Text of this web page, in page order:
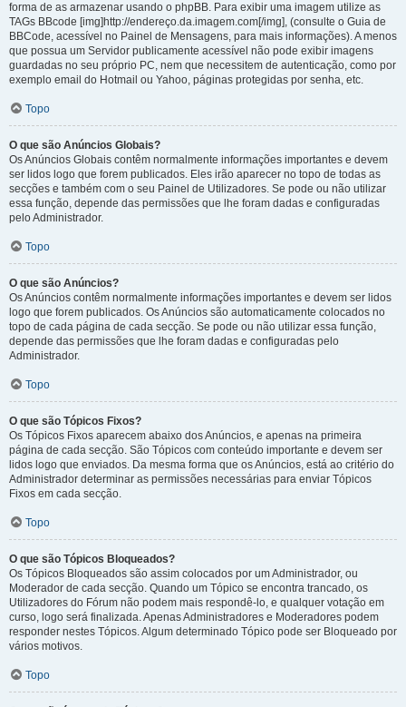
forma de as armazenar usando o phpBB. Para exibir uma imagem utilize as
TAGs BBcode [img]http://endereço.da.imagem.com[/img], (consulte o Guia de
BBCode, acessível no Painel de Mensagens, para mais informações). A menos
que possua um Servidor publicamente acessível não pode exibir imagens
guardadas no seu próprio PC, nem que necessitem de autenticação, como por
exemplo email do Hotmail ou Yahoo, páginas protegidas por senha, etc.
Topo
O que são Anúncios Globais?
Os Anúncios Globais contêm normalmente informações importantes e devem
ser lidos logo que forem publicados. Eles irão aparecer no topo de todas as
secções e também com o seu Painel de Utilizadores. Se pode ou não utilizar
essa função, depende das permissões que lhe foram dadas e configuradas
pelo Administrador.
Topo
O que são Anúncios?
Os Anúncios contêm normalmente informações importantes e devem ser lidos
logo que forem publicados. Os Anúncios são automaticamente colocados no
topo de cada página de cada secção. Se pode ou não utilizar essa função,
depende das permissões que lhe foram dadas e configuradas pelo
Administrador.
Topo
O que são Tópicos Fixos?
Os Tópicos Fixos aparecem abaixo dos Anúncios, e apenas na primeira
página de cada secção. São Tópicos com conteúdo importante e devem ser
lidos logo que enviados. Da mesma forma que os Anúncios, está ao critério do
Administrador determinar as permissões necessárias para enviar Tópicos
Fixos em cada secção.
Topo
O que são Tópicos Bloqueados?
Os Tópicos Bloqueados são assim colocados por um Administrador, ou
Moderador de cada secção. Quando um Tópico se encontra trancado, os
Utilizadores do Fórum não podem mais respondê-lo, e qualquer votação em
curso, logo será finalizada. Apenas Administradores e Moderadores podem
responder nestes Tópicos. Algum determinado Tópico pode ser Bloqueado por
vários motivos.
Topo